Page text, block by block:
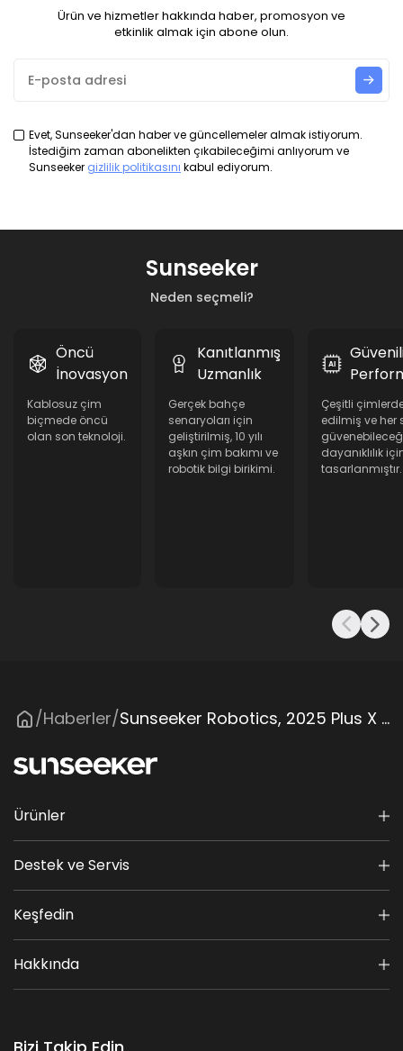
Ürün ve hizmetler hakkında haber, promosyon ve
etkinlik almak için abone olun.
Evet, Sunseeker'dan haber ve güncellemeler almak istiyorum.
İstediğim zaman abonelikten çıkabileceğimi anlıyorum ve
Sunseeker gizlilik politikasını kabul ediyorum.
Neden seçmeli?
Sunseeker
Öncü
İnovasyon
Kablosuz çim
biçmede öncü
olan son teknoloji.
Kanıtlanmış
Uzmanlık
Gerçek bahçe
senaryoları için
geliştirilmiş, 10 yılı
aşkın çim bakımı ve
robotik bilgi birikimi.
Çeşitli
edilmiş ve her
dayanıklılık
tasarlanmıştır.
/Haberler/ Sunseeker Robotics, 2025 Plus X Award Dahil Olmak Üzere Çok Sayıda Prestijli Uluslararası Ödül Kazandı
Ürünler
Destek ve Servis
Keşfedin
Hakkında